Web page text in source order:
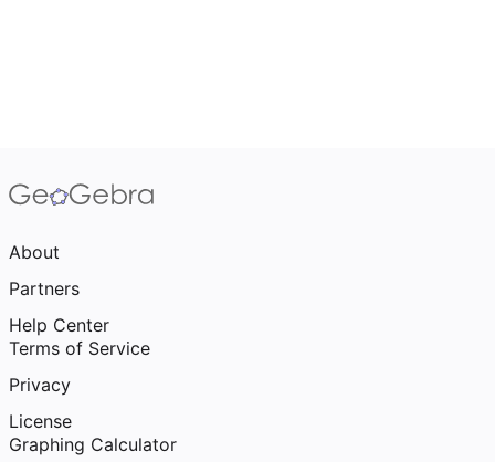
About
Partners
Help Center
Terms of Service
Privacy
License
Graphing Calculator